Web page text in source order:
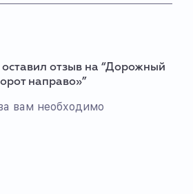
оставил отзыв на “Дорожный
направо»”
вам необходимо